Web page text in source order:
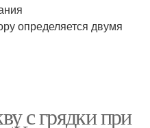
определяется двумя
с грядки при